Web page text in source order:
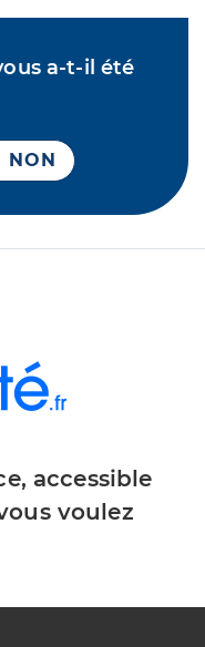
a-t-il été
NON
accessible
voulez